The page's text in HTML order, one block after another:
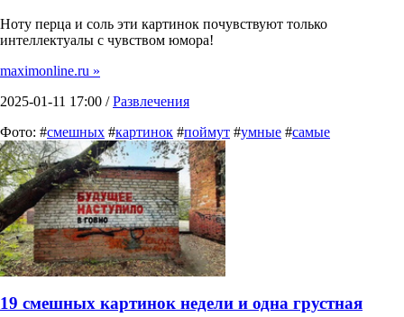
Ноту перца и соль эти картинок почувствуют только
интеллектуалы с чувством юмора!
maximonline.ru »
2025-01-11 17:00 /Развлечения
Фото: #смешных #картинок #поймут #умные #самые
19 смешных картинок недели и одна грустная